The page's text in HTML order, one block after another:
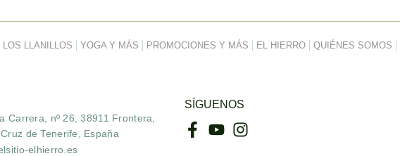
LLANILLOS YOGA Y MÁS PROMOCIONES Y MÁS EL HIERRO QUIÉNES SOMOS
Carrera, nº 26, 38911 Frontera,
de Tenerife, España
elhierro.es
SÍGUENOS